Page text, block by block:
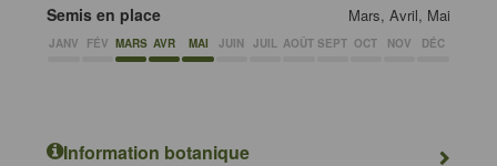
Semis en place Mars, Avril, Mai
JANV FÉV MARS AVR MAI JUIN JUIL AOÛT SEPT OCT NOV DÉC
Information botanique